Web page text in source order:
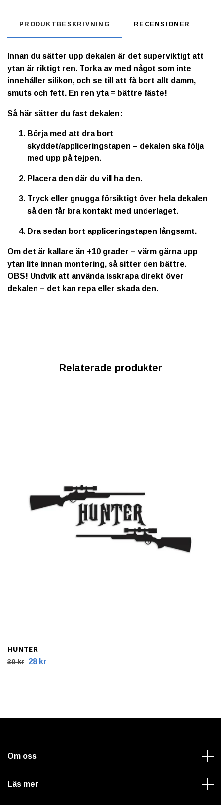
PRODUKTBESKRIVNING RECENSIONER
Innan du sätter upp dekalen är det superviktigt att
ytan är riktigt ren. Torka av med något som inte
innehåller silikon, och se till att få bort allt damm,
smuts och fett. En ren yta = bättre fäste!
Så här sätter du fast dekalen:
Börja med att dra bort
skyddet/appliceringstapen – dekalen ska följa
med upp på tejpen.
Placera den där du vill ha den.
Tryck eller gnugga försiktigt över hela dekalen
så den får bra kontakt med underlaget.
Dra sedan bort appliceringstapen långsamt.
Om det är kallare än +10 grader – värm gärna upp
ytan lite innan montering, så sitter den bättre.
OBS! Undvik att använda isskrapa direkt över
dekalen – det kan repa eller skada den.
HUNTER
30 kr 28 kr
Om oss
Läs mer